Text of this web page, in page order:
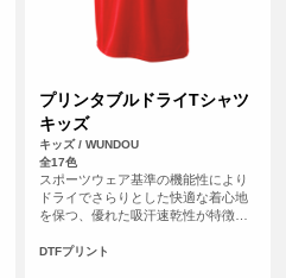
プリンタブルドライTシャツ
キッズ
キッズ / WUNDOU
全17色
スポーツウェア基準の機能性により
ドライでさらりとした快適な着心地
を保つ、優れた吸汗速乾性が特徴の
ような滑らかな生地感で肌触りも魅
DTFプリント